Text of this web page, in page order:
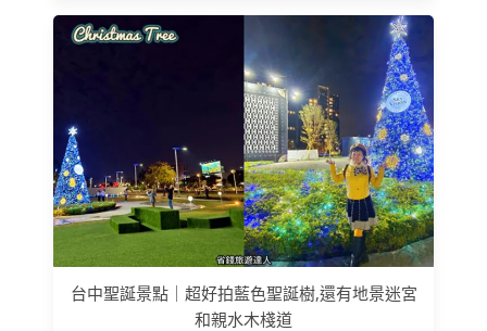
台中聖誕景點｜超好拍藍色聖誕樹,還有地景迷宮
和親水木棧道